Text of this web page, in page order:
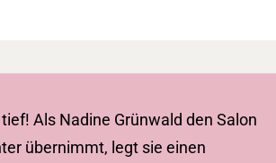
Als Nadine Grünwald den Salon
übernimmt, legt sie einen